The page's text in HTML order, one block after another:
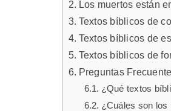
Los muertos están
Textos bíblicos de
Textos bíblicos de
Textos bíblicos de
Preguntas
¿Qué textos
¿Cuáles son los